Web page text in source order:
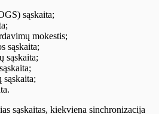
sąskaita;
mokestis;
sąskaita;
sąskaita;
sąskaitas, kiekviena sinchronizacija